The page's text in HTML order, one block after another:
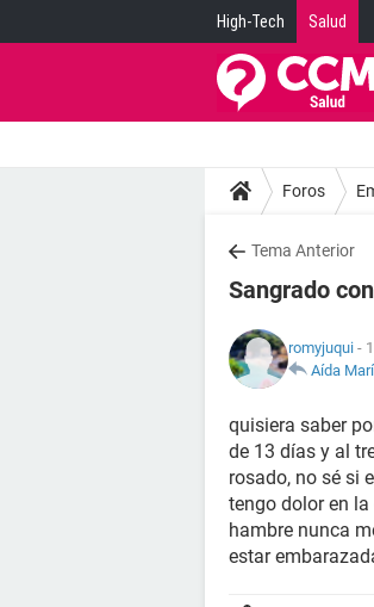
High-Tech Salud
Foros
Tema Anterior
Sangrado
romyjuqui -
Aída
quisiera saber
de 13 días y al
rosado, no sé si
tengo dolor en
hambre nunca
estar